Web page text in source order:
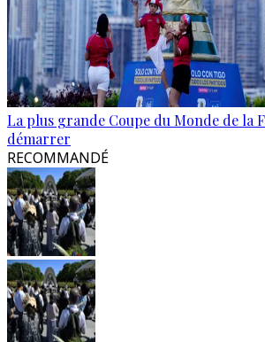
La plus grande Coupe du Monde de la
démarrer
RECOMMANDÉ